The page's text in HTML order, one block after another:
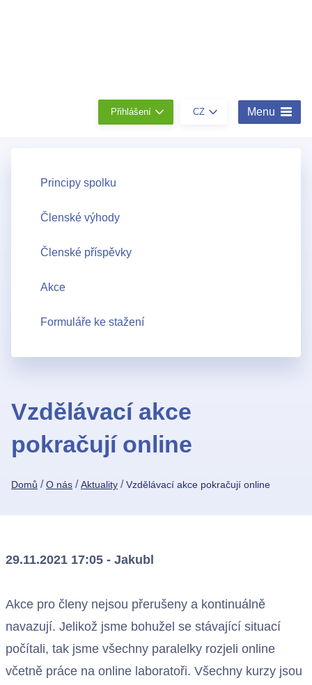
Přihlášení CZ Menu
Kontakty
Principy spolku
Členské výhody
Členské příspěvky
Akce
Formuláře ke stažení
Vzdělávací akce
pokračují online
Domů /O nás /Aktuality /Vzdělávací akce pokračují online
29.11.2021 17:05 - Jakubl
Akce pro členy nejsou přerušeny a kontinuálně
navazují. Jelikož jsme bohužel se stávající situací
počítali, tak jsme všechny paralelky rozjeli online
včetně práce na online laboratoři. Všechny kurzy jsou